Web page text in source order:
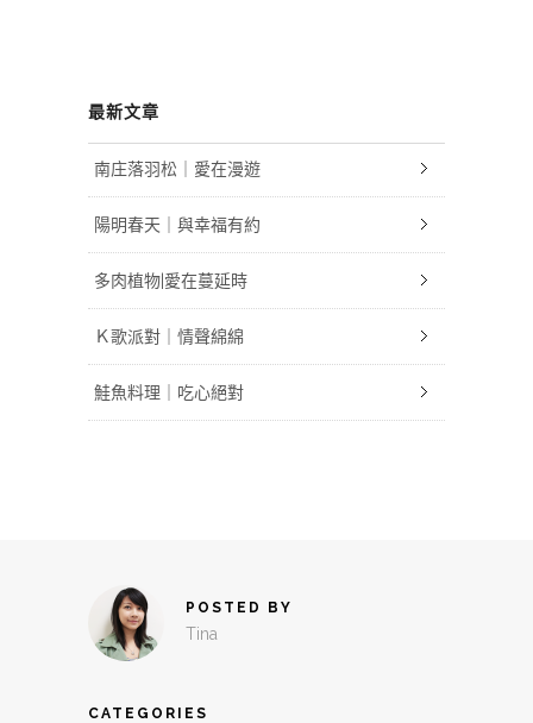
最新文章
南庄落羽松｜愛在漫遊
陽明春天｜與幸福有約
多肉植物|愛在蔓延時
Ｋ歌派對｜情聲綿綿
鮭魚料理｜吃心絕對
POSTED BY
Tina
CATEGORIES